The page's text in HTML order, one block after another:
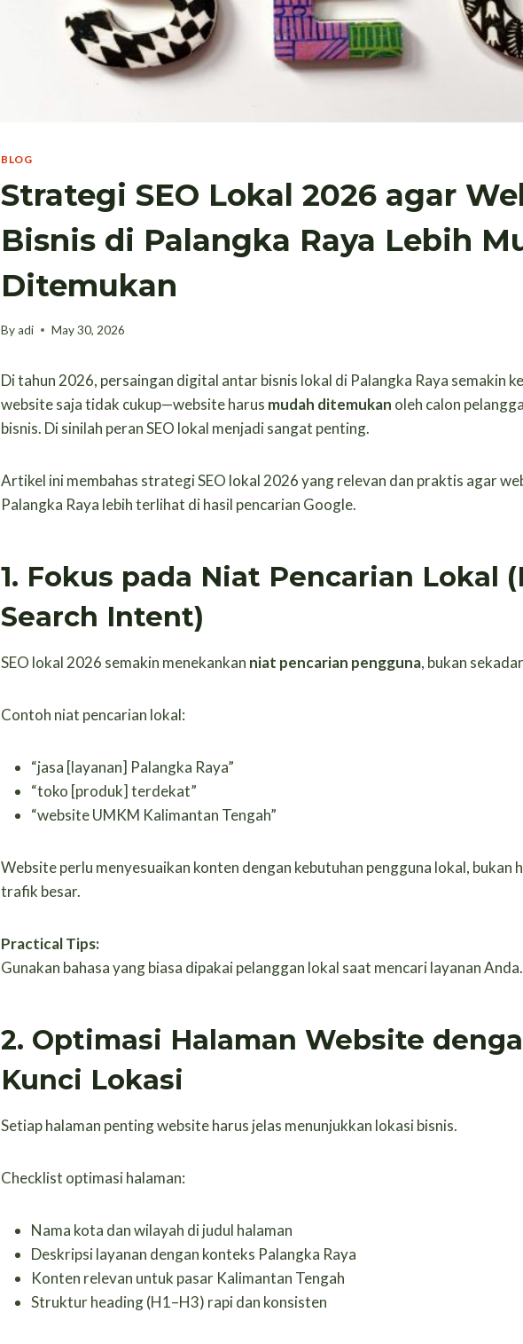
BLOG
Strategi SEO Lokal 2026 agar
Bisnis di Palangka Raya Lebih
Ditemukan
Byadi May 30, 2026
Di tahun 2026, persaingan digital antar bisnis lokal di Palangka Raya semakin
website saja tidak cukup—website harus mudah ditemukan oleh calon
bisnis. Di sinilah peran SEO lokal menjadi sangat penting.
Artikel ini membahas strategi SEO lokal 2026 yang relevan dan praktis agar
Palangka Raya lebih terlihat di hasil pencarian Google.
1. Fokus pada Niat Pencarian Lokal
Search Intent)
SEO lokal 2026 semakin menekankan niat pencarian pengguna, bukan
Contoh niat pencarian lokal:
“jasa [layanan] Palangka Raya”
“toko [produk] terdekat”
“website UMKM Kalimantan Tengah”
Website perlu menyesuaikan konten dengan kebutuhan pengguna lokal, bukan
trafik besar.
Practical Tips:
Gunakan bahasa yang biasa dipakai pelanggan lokal saat mencari layanan Anda.
2. Optimasi Halaman Website
Kunci Lokasi
Setiap halaman penting website harus jelas menunjukkan lokasi bisnis.
Checklist optimasi halaman:
Nama kota dan wilayah di judul halaman
Deskripsi layanan dengan konteks Palangka Raya
Konten relevan untuk pasar Kalimantan Tengah
Struktur heading (H1–H3) rapi dan konsisten